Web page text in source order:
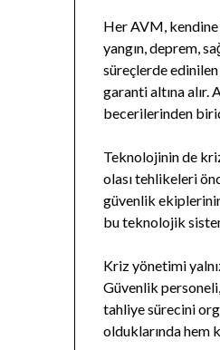
Her AVM,
yangın, deprem,
süreçlerde
garanti altına alır.
becerilerinden
Teknolojinin de
olası tehlikeleri
güvenlik
bu teknolojik
Kriz yönetimi
Güvenlik
tahliye sürecini
olduklarında hem